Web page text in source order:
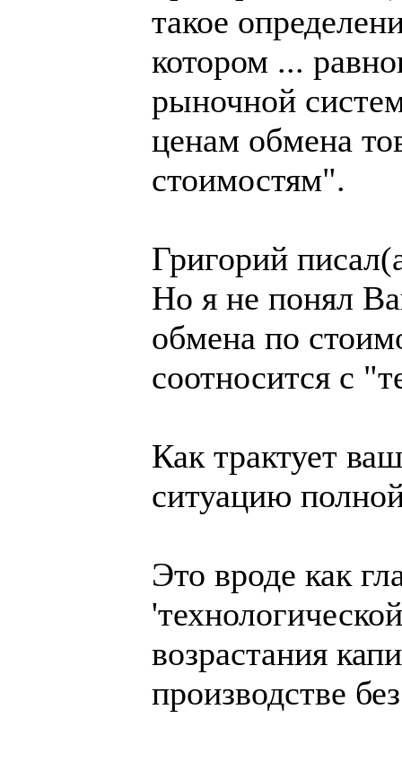
такое
котором ...
рыночной
ценам обмена
стоимостям".
Григорий
Но я не понял
обмена по
соотносится с
Как трактует
ситуацию
Это вроде как
возрастания
производстве